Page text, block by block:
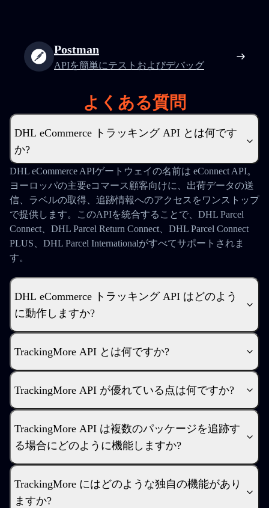
Postman
APIを簡単にテストおよびデバッグ
よくある質問
DHL eCommerce トラッキング API とは何です
か?
DHL eCommerce APIゲートウェイの名前は eConnect API。
ヨーロッパの主要eコマース顧客向けに、出荷データの送
信、ラベルの取得、追跡情報へのアクセスをワンストップ
で提供します。このAPIを統合することで、DHL Parcel
Connect、DHL Parcel Return Connect、DHL Parcel Connect
PLUS、DHL Parcel Internationalがすべてサポートされま
す。
DHL eCommerce トラッキング API はどのよう
に動作しますか?
TrackingMore API とは何ですか?
TrackingMore API が優れている点は何ですか?
TrackingMore API は複数のパッケージを追跡す
る場合にどのように機能しますか?
TrackingMore にはどのような独自の機能があり
ますか?